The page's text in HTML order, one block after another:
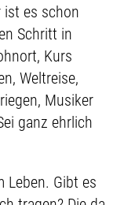
ist es schon
Schritt in
Kurs
Weltreise,
Musiker
ganz ehrlich
Leben. Gibt es